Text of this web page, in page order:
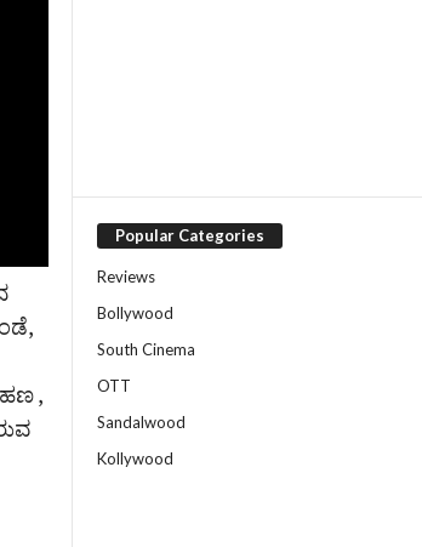
,
Popular Categories
Reviews
Bollywood
South Cinema
OTT
Sandalwood
Kollywood